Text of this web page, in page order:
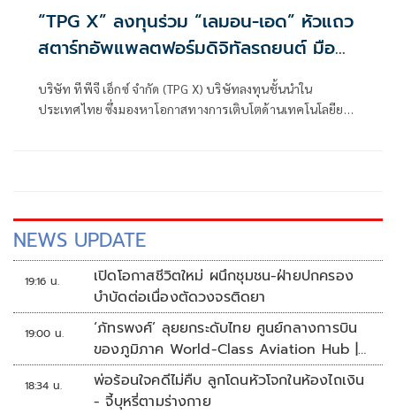
“TPG X” ลงทุนร่วม “เลมอน-เอด” หัวแถว
สตาร์ทอัพแพลตฟอร์มดิจิทัลรถยนต์ มือ
สองเมืองไทย
บริษัท ทีพีจี เอ็กซ์ จำกัด (TPG X) บริษัทลงทุนชั้นนำใน
ประเทศไทย ซึ่งมองหาโอกาสทางการเติบโตด้านเทคโนโลยียาน
NEWS UPDATE
19:16 น.
เปิดโอกาสชีวิตใหม่ ผนึกชุมชน-ฝ่ายปกครอง
บำบัดต่อเนื่องตัดวงจรติดยา
19:00 น.
‘ภัทรพงศ์’ ลุยยกระดับไทย ศูนย์กลางการบิน
ของภูมิภาค World-Class Aviation Hub |
ห้องข่าวไทยโพสต์สุดสัปดาห์
18:34 น.
พ่อร้อนใจคดีไม่คืบ ลูกโดนหัวโจกในห้องไถเงิน
- จี้บุหรี่ตามร่างกาย